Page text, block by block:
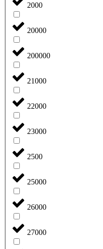
2000
20000
200000
21000
22000
23000
2500
25000
26000
27000